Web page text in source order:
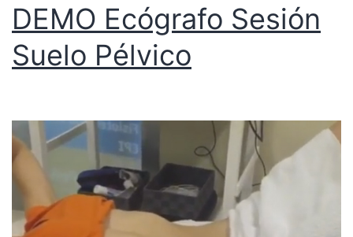
DEMO Ecógrafo Sesión
Suelo Pélvico